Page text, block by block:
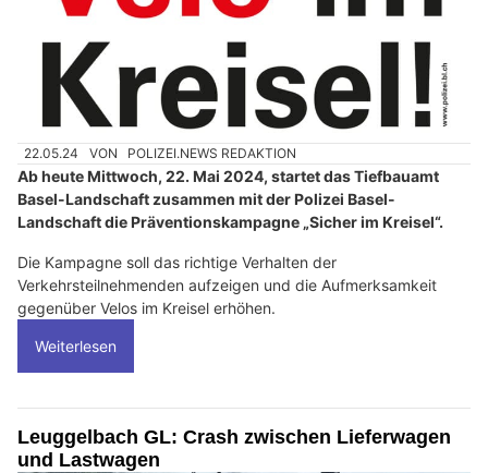
22.05.24 VON POLIZEI.NEWS REDAKTION
Ab heute Mittwoch, 22. Mai 2024, startet das Tiefbauamt
Basel-Landschaft zusammen mit der Polizei Basel-
Landschaft die Präventionskampagne „Sicher im Kreisel“.
Die Kampagne soll das richtige Verhalten der
Verkehrsteilnehmenden aufzeigen und die Aufmerksamkeit
gegenüber Velos im Kreisel erhöhen.
Weiterlesen
Leuggelbach GL: Crash zwischen Lieferwagen
und Lastwagen